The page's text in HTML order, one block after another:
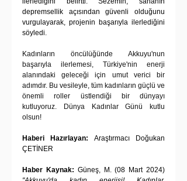
depremsellik açısından güvenli olduğunu
vurgulayarak, projenin başarıyla ilerlediğini
söyledi.
Kadınların öncülüğünde Akkuyu'nun
başarıyla ilerlemesi, Türkiye'nin enerji
alanındaki geleceği için umut verici bir
adımdır. Bu vesileyle, tüm kadınların güçlü ve
önemli roller üstlendiği bir dünyayı
kutluyoruz. Dünya Kadınlar Günü kutlu
olsun!
Haberi Hazırlayan: Araştırmacı Doğukan
ÇETİNER
Haber Kaynak: